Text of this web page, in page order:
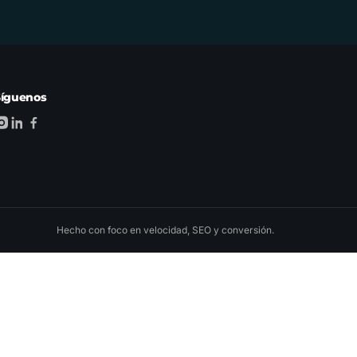
Hecho con foco en velocidad, SEO y conversión.